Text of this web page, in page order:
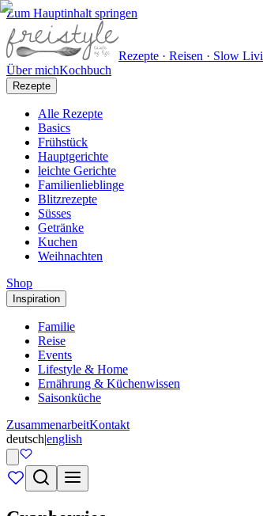
Zum Hauptinhalt springen
Rezepte · Reisen · Slow
Über michKochbuch
Rezepte
Alle Rezepte
Basics
Frühstück
Hauptgerichte
leichte Gerichte
Familienlieblinge
Blitzrezepte
Süsses
Getränke
Kuchen
Weihnachten
Shop
Inspiration
Familie
Reise
Events
Lifestyle & Home
Ernährung & Küchenwissen
Saisonküche
ZusammenarbeitKontakt
deutsch|english